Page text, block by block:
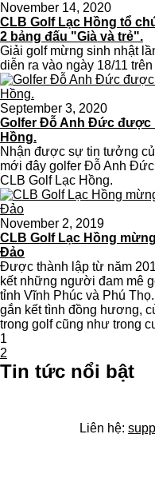
November 14, 2020
CLB Golf Lạc Hồng tổ
2 bảng đấu "Già và trẻ".
Giải golf mừng sinh nhật
diễn ra vào ngày 18/11
September 3, 2020
Golfer Đỗ Anh Đức được
Hồng.
Nhận được sự tin tưởng
mới đây golfer Đỗ Anh
CLB Golf Lạc Hồng.
November 2, 2019
CLB Golf Lạc Hồng
Đảo
Được thành lập từ năm
kết những người đam mê
tỉnh Vĩnh Phúc và Phú
gắn kết tình đồng hương,
trong golf cũng như trong
1
2
Tin tức nổi bật
Liên hệ: